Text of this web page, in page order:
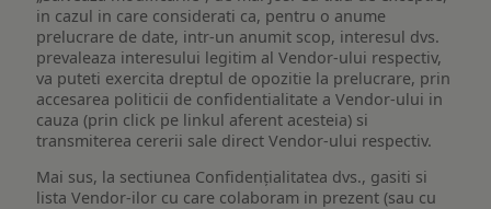
in cazul in care considerati ca, pentru o anume
prelucrare de date, intr-un anumit scop, interesul dvs.
prevaleaza interesului legitim al Vendor-ului respectiv,
va puteti exercita dreptul de opozitie la prelucrare, prin
accesarea politicii de confidentialitate a Vendor-ului in
cauza (prin click pe linkul aferent acesteia) si
transmiterea cererii sale direct Vendor-ului respectiv.
Mai sus, la sectiunea Confidențialitatea dvs., gasiti si
lista Vendor-ilor cu care colaboram in prezent (sau cu